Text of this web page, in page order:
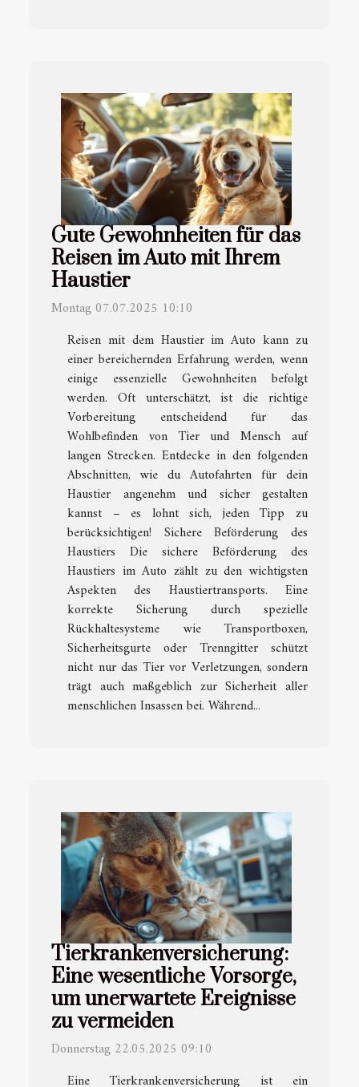
Gute Gewohnheiten für das
Reisen im Auto mit Ihrem
Haustier
Montag 07.07.2025 10:10
Reisen mit dem Haustier im Auto kann zu
einer bereichernden Erfahrung werden, wenn
einige essenzielle Gewohnheiten befolgt
werden. Oft unterschätzt, ist die richtige
Vorbereitung entscheidend für das
Wohlbefinden von Tier und Mensch auf
langen Strecken. Entdecke in den folgenden
Abschnitten, wie du Autofahrten für dein
Haustier angenehm und sicher gestalten
kannst – es lohnt sich, jeden Tipp zu
berücksichtigen! Sichere Beförderung des
Haustiers Die sichere Beförderung des
Haustiers im Auto zählt zu den wichtigsten
Aspekten des Haustiertransports. Eine
korrekte Sicherung durch spezielle
Rückhaltesysteme wie Transportboxen,
Sicherheitsgurte oder Trenngitter schützt
nicht nur das Tier vor Verletzungen, sondern
trägt auch maßgeblich zur Sicherheit aller
menschlichen Insassen bei. Während...
Tierkrankenversicherung:
Eine wesentliche Vorsorge,
um unerwartete Ereignisse
zu vermeiden
Donnerstag 22.05.2025 09:10
Eine Tierkrankenversicherung ist ein